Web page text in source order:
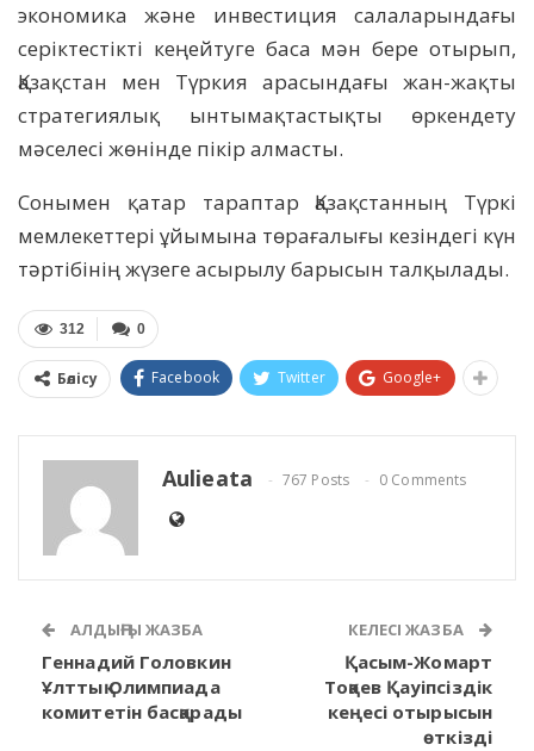
экономика және инвестиция салаларындағы
серіктестікті кеңейтуге баса мән бере отырып,
Қазақстан мен Түркия арасындағы жан-жақты
стратегиялық ынтымақтастықты өркендету
мәселесі жөнінде пікір алмасты.
Сонымен қатар тараптар Қазақстанның Түркі
мемлекеттері ұйымына төрағалығы кезіндегі күн
тәртібінің жүзеге асырылу барысын талқылады.
0
312
Бөлісу Facebook Twitter Google+
Aulieata 767 Posts 0 Comments
АЛДЫҢҒЫ ЖАЗБА
Геннадий Головкин
Ұлттық Олимпиада
комитетін басқарады
КЕЛЕСІ ЖАЗБА
Қасым-Жомарт
Тоқаев Қауіпсіздік
кеңесі отырысын
өткізді